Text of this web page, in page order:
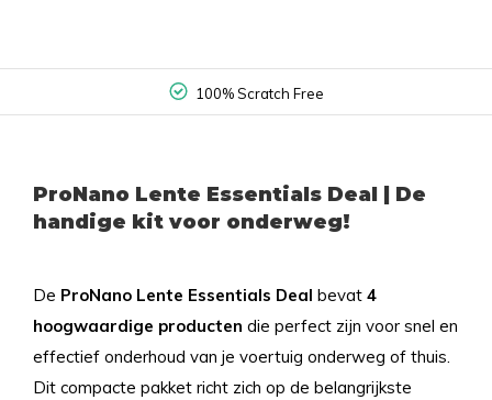
100% Scratch Free
ProNano Lente Essentials Deal | De
handige kit voor onderweg!
De ProNano Lente Essentials Deal bevat 4
hoogwaardige producten die perfect zijn voor snel en
effectief onderhoud van je voertuig onderweg of thuis.
Dit compacte pakket richt zich op de belangrijkste